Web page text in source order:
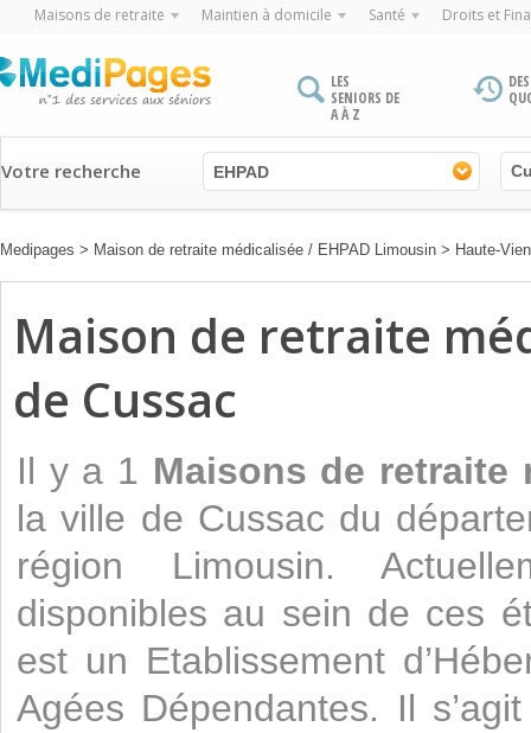
Maisons de retraite Maintien à domicile Santé Droits et
LES
SENIORS DE
A À Z
Votre recherche EHPAD
Medipages > Maison de retraite médicalisée / EHPAD Limousin > Haute-
Maison de retraite
de Cussac
Il y a 1 Maisons de retraite
la ville de Cussac du
région Limousin.
disponibles au sein de ces
est un Etablissement
Agées Dépendantes. Il